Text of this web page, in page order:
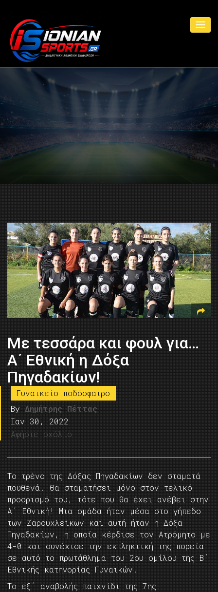
Με τεσσάρα και φουλ για…
Α΄ Εθνική η Δόξα
Πηγαδακίων!
Γυναικείο ποδόσφαιρο
By Δημήτρης Πέττας
Ιαν 30, 2022
Αφήστε σχόλιο
Το τρένο της Δόξας Πηγαδακίων δεν σταματά
πουθενά. Θα σταματήσει μόνο στον τελικό
προορισμό του, τότε που θα έχει ανέβει στην
Α΄ Εθνική! Μια ομάδα ήταν μέσα στο γήπεδο
των Ζαρουχλεϊκων και αυτή ήταν η Δόξα
Πηγαδακίων, η οποία κέρδισε τον Ατρόμητο με
4-0 και συνέχισε την εκπληκτική της πορεία
σε αυτό το πρωτάθλημα του 2ου ομίλου της Β΄
Εθνικής κατηγορίας Γυναικών.
Το εξ΄ αναβολής παιχνίδι της 7ης